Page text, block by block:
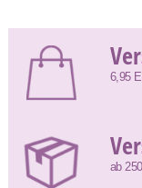
6,95
ab